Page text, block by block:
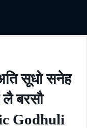
सूधो सनेह
लै बरसौ
Godhuli